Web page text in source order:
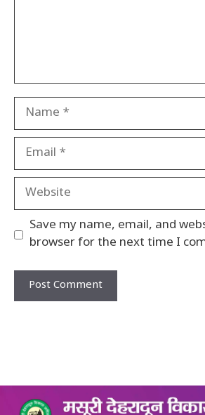
Name
Email
Website
Save my name, email, and
browser for the next time I